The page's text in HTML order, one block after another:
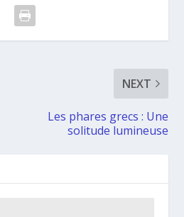
NEXT
Les phares grecs : Une
solitude lumineuse